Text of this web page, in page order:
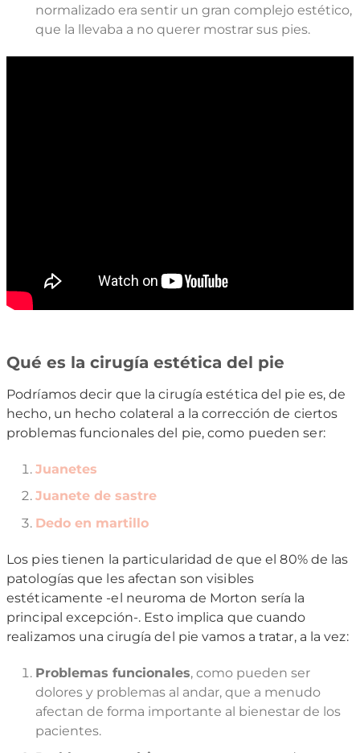
normalizado era sentir un gran complejo estético,
que la llevaba a no querer mostrar sus pies.
Qué es la cirugía estética del pie
Podríamos decir que la cirugía estética del pie es, de
hecho, un hecho colateral a la corrección de ciertos
problemas funcionales del pie, como pueden ser:
Juanetes
Juanete de sastre
Dedo en martillo
Los pies tienen la particularidad de que el 80% de las
patologías que les afectan son visibles
estéticamente -el neuroma de Morton sería la
principal excepción-. Esto implica que cuando
realizamos una cirugía del pie vamos a tratar, a la vez:
Problemas funcionales, como pueden ser
dolores y problemas al andar, que a menudo
afectan de forma importante al bienestar de los
pacientes.